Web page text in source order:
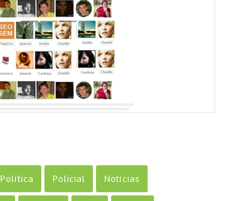
Política Policial Notícias